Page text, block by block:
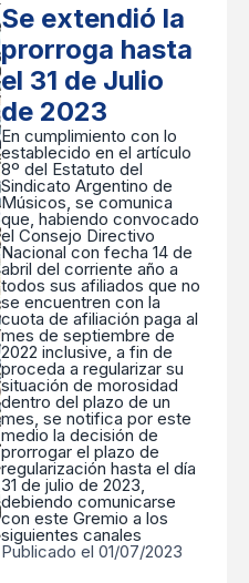
Se extendió la
prorroga hasta
el 31 de Julio
de 2023
En cumplimiento con lo
establecido en el artículo
8º del Estatuto del
Sindicato Argentino de
Músicos, se comunica
que, habiendo convocado
el Consejo Directivo
Nacional con fecha 14 de
abril del corriente año a
todos sus afiliados que no
se encuentren con la
cuota de afiliación paga al
mes de septiembre de
2022 inclusive, a fin de
proceda a regularizar su
situación de morosidad
dentro del plazo de un
mes, se notifica por este
medio la decisión de
prorrogar el plazo de
regularización hasta el día
31 de julio de 2023,
debiendo comunicarse
con este Gremio a los
siguientes canales
Publicado el 01/07/2023